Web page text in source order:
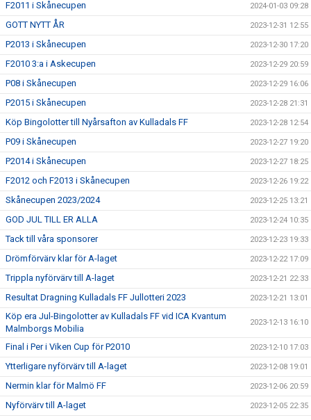
F2011 i Skånecupen 2024-01-03 09:28
GOTT NYTT ÅR 2023-12-31 12:55
P2013 i Skånecupen 2023-12-30 17:20
F2010 3:a i Askecupen 2023-12-29 20:59
P08 i Skånecupen 2023-12-29 16:06
P2015 i Skånecupen 2023-12-28 21:31
Köp Bingolotter till Nyårsafton av Kulladals FF 2023-12-28 12:54
P09 i Skånecupen 2023-12-27 19:20
P2014 i Skånecupen 2023-12-27 18:25
F2012 och F2013 i Skånecupen 2023-12-26 19:22
Skånecupen 2023/2024 2023-12-25 13:21
GOD JUL TILL ER ALLA 2023-12-24 10:35
Tack till våra sponsorer 2023-12-23 19:33
Drömförvärv klar för A-laget 2023-12-22 17:09
Trippla nyförvärv till A-laget 2023-12-21 22:33
Resultat Dragning Kulladals FF Jullotteri 2023 2023-12-21 13:01
Köp era Jul-Bingolotter av Kulladals FF vid ICA Kvantum
Malmborgs Mobilia
2023-12-13 16:10
Final i Per i Viken Cup för P2010 2023-12-10 17:03
Ytterligare nyförvärv till A-laget 2023-12-08 19:01
Nermin klar för Malmö FF 2023-12-06 20:59
Nyförvärv till A-laget 2023-12-05 22:35